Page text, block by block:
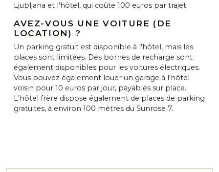
Ljubljana et l'hôtel, qui coûte 100 euros par trajet.
AVEZ-VOUS UNE VOITURE (DE
LOCATION) ?
Un parking gratuit est disponible à l'hôtel, mais les
places sont limitées. Des bornes de recharge sont
également disponibles pour les voitures électriques.
Vous pouvez également louer un garage à l'hôtel
voisin pour 10 euros par jour, payables sur place.
L'hôtel frère dispose également de places de parking
gratuites, à environ 100 mètres du Sunrose 7.